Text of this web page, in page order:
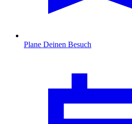
Plane Deinen Besuch